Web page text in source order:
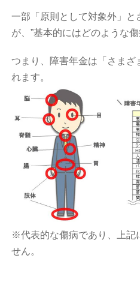
一部「原則として対象外」と
が、”基本的にはどのような
つまり、障害年金は「さまざ
れます。
※代表的な傷病であり、上記
せん。